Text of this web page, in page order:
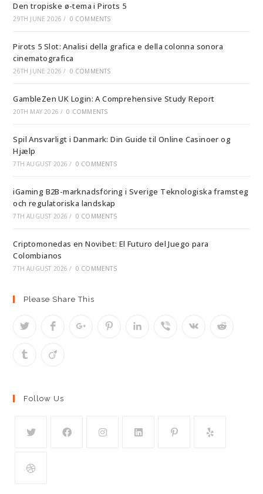
Den tropiske ø-tema i Pirots 5
29TH JUNE 2026 / 0 COMMENTS
Pirots 5 Slot: Analisi della grafica e della colonna sonora
cinematografica
26TH JUNE 2026 / 0 COMMENTS
GambleZen UK Login: A Comprehensive Study Report
20TH MAY 2026 / 0 COMMENTS
Spil Ansvarligt i Danmark: Din Guide til Online Casinoer og
Hjælp
7TH AUGUST 2026 / 0 COMMENTS
iGaming B2B-marknadsföring i Sverige Teknologiska framsteg
och regulatoriska landskap
7TH AUGUST 2026 / 0 COMMENTS
Criptomonedas en Novibet: El Futuro del Juego para
Colombianos
7TH AUGUST 2026 / 0 COMMENTS
Please Share This
Follow Us